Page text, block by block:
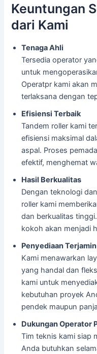
Keuntungan
dari Kami
Tenaga Ahli
Tersedia operator
untuk
Operatpr kami akan
terlaksana dengan
Efisiensi Terbaik
Tandem roller kami
efisiensi maksimal
aspal. Proses
efektif, menghemat
Hasil Berkualitas
Dengan teknologi
roller kami
dan berkualitas
kokoh akan menjadi
Penyediaan Terjamin
Kami menawarkan
yang handal dan
kami untuk
kebutuhan proyek
pendek maupun
Dukungan Operator
Tim teknis kami siap
Anda butuhkan